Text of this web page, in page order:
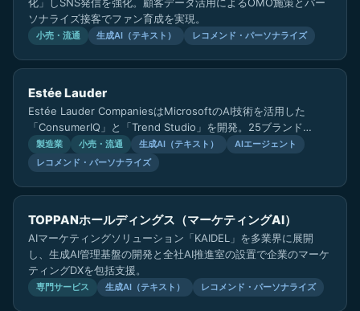
ソナライズ接客でファン育成を実現。
小売・流通 生成AI（テキスト） レコメンド・パーソナライズ
Estée Lauder
Estée Lauder CompaniesはMicrosoftのAI技術を活用した
「ConsumerIQ」と「Trend Studio」を開発。25ブランド…
製造業 小売・流通 生成AI（テキスト）
AIエージェント
レコメンド・パーソナライズ
TOPPANホールディングス（マーケティングAI）
AIマーケティングソリューション「KAIDEL」を多業界に展開
し、生成AI管理基盤の開発と全社AI推進室の設置で企業のマーケ
ティングDXを包括支援。
専門サービス 生成AI（テキスト） レコメンド・パーソナライズ